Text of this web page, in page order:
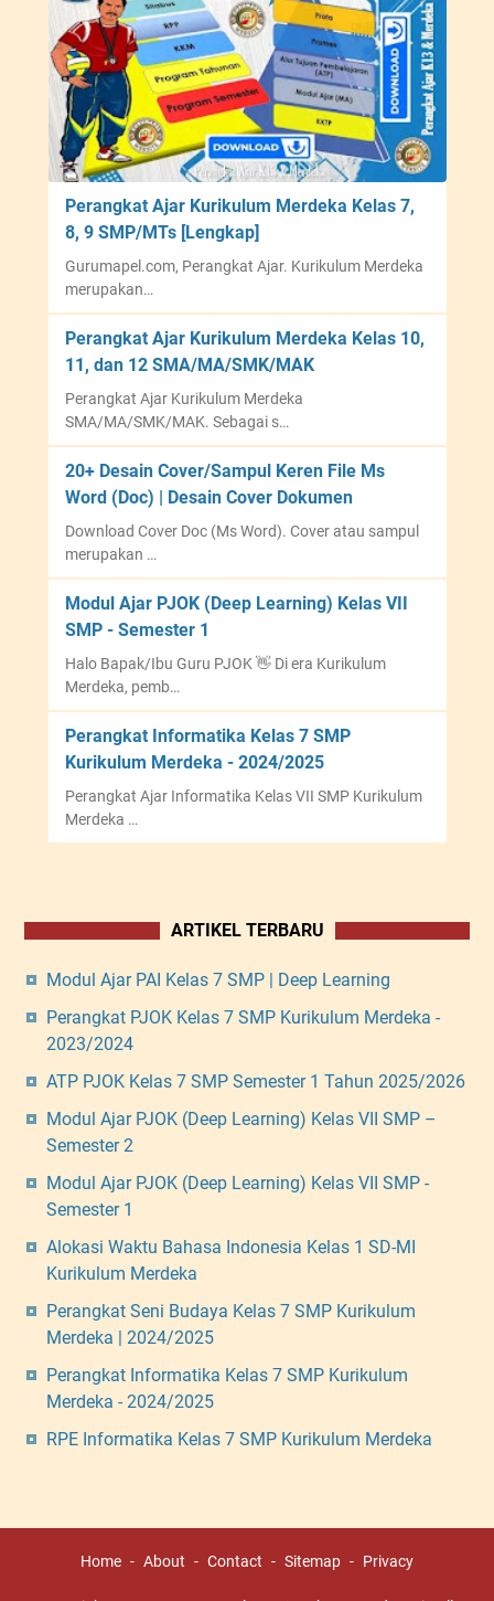
Perangkat Ajar Kurikulum Merdeka Kelas 7,
8, 9 SMP/MTs [Lengkap]
Gurumapel.com, Perangkat Ajar. Kurikulum Merdeka
merupakan…
Perangkat Ajar Kurikulum Merdeka Kelas 10,
11, dan 12 SMA/MA/SMK/MAK
Perangkat Ajar Kurikulum Merdeka
SMA/MA/SMK/MAK. Sebagai s…
20+ Desain Cover/Sampul Keren File Ms
Word (Doc) | Desain Cover Dokumen
Download Cover Doc (Ms Word). Cover atau sampul
merupakan …
Modul Ajar PJOK (Deep Learning) Kelas VII
SMP - Semester 1
Halo Bapak/Ibu Guru PJOK 👋 Di era Kurikulum
Merdeka, pemb…
Perangkat Informatika Kelas 7 SMP
Kurikulum Merdeka - 2024/2025
Perangkat Ajar Informatika Kelas VII SMP Kurikulum
Merdeka …
ARTIKEL TERBARU
Modul Ajar PAI Kelas 7 SMP | Deep Learning
Perangkat PJOK Kelas 7 SMP Kurikulum Merdeka -
2023/2024
ATP PJOK Kelas 7 SMP Semester 1 Tahun 2025/2026
Modul Ajar PJOK (Deep Learning) Kelas VII SMP –
Semester 2
Modul Ajar PJOK (Deep Learning) Kelas VII SMP -
Semester 1
Alokasi Waktu Bahasa Indonesia Kelas 1 SD-MI
Kurikulum Merdeka
Perangkat Seni Budaya Kelas 7 SMP Kurikulum
Merdeka | 2024/2025
Perangkat Informatika Kelas 7 SMP Kurikulum
Merdeka - 2024/2025
RPE Informatika Kelas 7 SMP Kurikulum Merdeka
Home About Contact Sitemap Privacy